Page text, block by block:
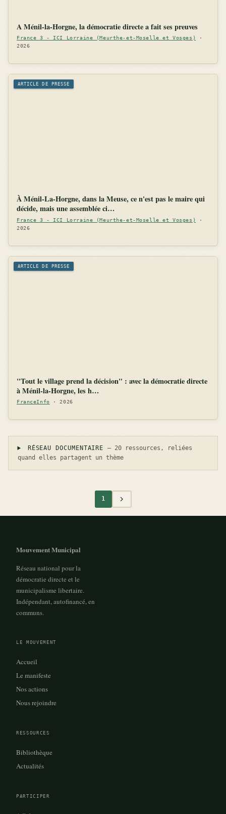
A Ménil-la-Horgne, la démocratie directe a fait ses preuves
France 3 - ICI Lorraine (Meurthe-et-Moselle et Vosges)
·
2026
ARTICLE DE PRESSE
À Ménil-La-Horgne, dans la Meuse, ce n'est pas le maire qui
décide, mais une assemblée ci…
France 3 - ICI Lorraine (Meurthe-et-Moselle et Vosges)
·
2026
ARTICLE DE PRESSE
"Tout le village prend la décision" : avec la démocratie directe
à Ménil-la-Horgne, les h…
FranceInfo · 2026
RÉSEAU DOCUMENTAIRE— 20 ressources, reliées
quand elles partagent un thème
1
Mouvement Municipal
Réseau national pour la
démocratie directe et le
municipalisme libertaire.
Indépendant, autofinancé, en
communs.
LE MOUVEMENT
Accueil
Le manifeste
Nos actions
Nous rejoindre
RESSOURCES
Bibliothèque
Actualités
PARTICIPER